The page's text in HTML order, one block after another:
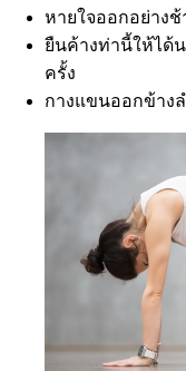
หายใจออกอย่าง
ยืนค้างท่านี้ให้ได้
ครั้ง
กางแขนออกข้าง